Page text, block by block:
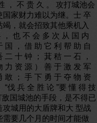
， 不 贵 久 。 攻打城池会
家财力难以为继。士 卒
，就会招致其他乘机入
也 不 会 多 次 从 国 内
国 ， 借 助 它 利 帮 助 自
十 钟 ； 萁 秸 一 石 ，
力 资 源 ） 善 于 激 发 军
敢 ； 手 下 勇 于 夺 物 资
“伐 兵 全 胜 论 ”要 懂 得 技
敌国城池的手段，是不得已
城用的大盾牌和大 型战
要几个月的时间才能做